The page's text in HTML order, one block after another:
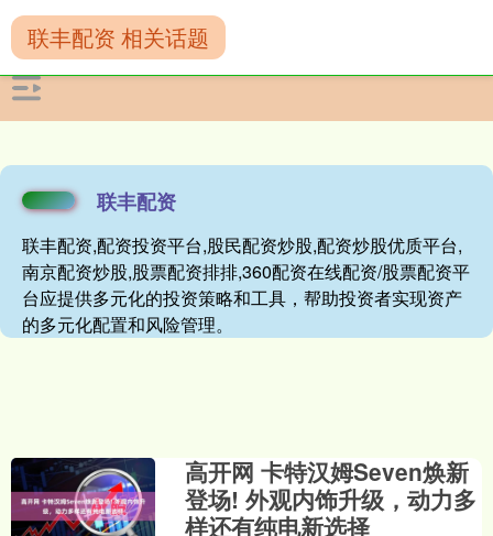
联丰配资
联丰配资,配资投资平台,股民配资炒股,配资炒股优质平台,
南京配资炒股,股票配资排排,360配资在线配资/股票配资平
台应提供多元化的投资策略和工具，帮助投资者实现资产
的多元化配置和风险管理。
联丰配资 相关话题
高开网 卡特汉姆Seven焕新
登场! 外观内饰升级，动力多
样还有纯电新选择